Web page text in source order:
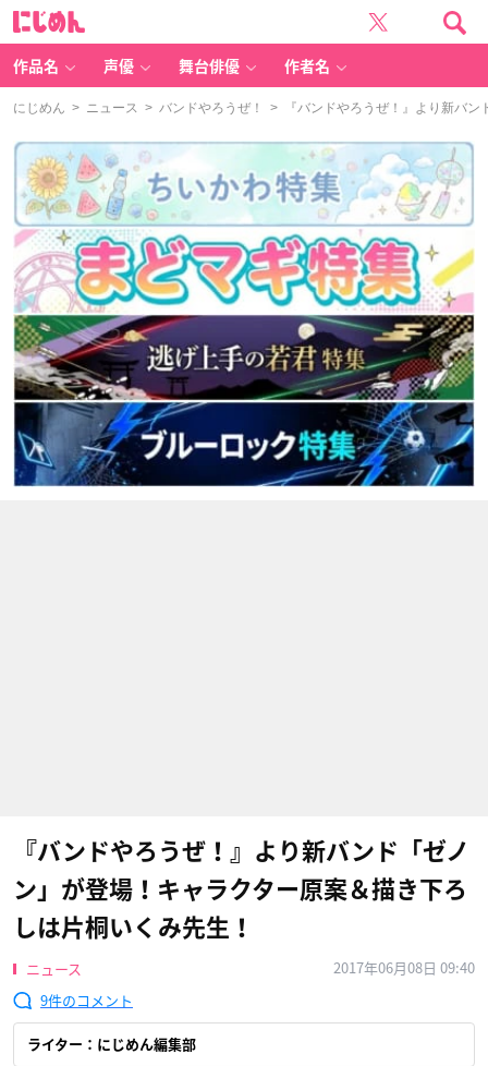
作品名 声優 舞台俳優 作者名
にじめん > ニュース > バンドやろうぜ！ > 『バンドやろうぜ！』より新バン
『バンドやろうぜ！』より新バンド「ゼノ
ン」が登場！キャラクター原案＆描き下ろ
しは片桐いくみ先生！
ニュース
2017年06月08日 09:40
9
ライター：にじめん編集部